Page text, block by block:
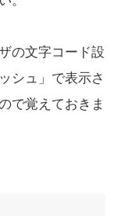
の文字コード設
シュ」で表示さ
で覚えておきま